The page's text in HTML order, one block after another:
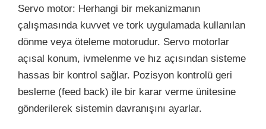
Servo motor: Herhangi bir mekanizmanın
çalışmasında kuvvet ve tork uygulamada kullanılan
dönme veya öteleme motorudur. Servo motorlar
açısal konum, ivmelenme ve hız açısından sisteme
hassas bir kontrol sağlar. Pozisyon kontrolü geri
besleme (feed back) ile bir karar verme ünitesine
gönderilerek sistemin davranışını ayarlar.